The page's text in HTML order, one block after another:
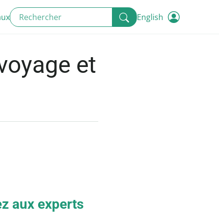
English
et
aux experts